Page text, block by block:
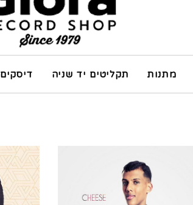
מתנות תקליטים יד שניה דיסקים